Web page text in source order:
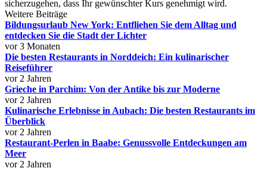
sicherzugehen, dass Ihr gewünschter Kurs genehmigt wird.
Weitere Beiträge
Bildungsurlaub New York: Entfliehen Sie dem Alltag und
entdecken Sie die Stadt der Lichter
vor 3 Monaten
Die besten Restaurants in Norddeich: Ein kulinarischer
Reiseführer
vor 2 Jahren
Grieche in Parchim: Von der Antike bis zur Moderne
vor 2 Jahren
Kulinarische Erlebnisse in Aubach: Die besten Restaurants im
Überblick
vor 2 Jahren
Restaurant-Perlen in Baabe: Genussvolle Entdeckungen am
Meer
vor 2 Jahren